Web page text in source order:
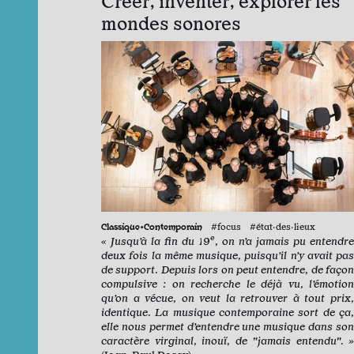
mondes sonores
Classique•Contemporain #focus #état·des·lieux
« Jusqu’à la fin du 19e, on n’a jamais pu entendre
deux fois la même musique, puisqu’il n’y avait pas
de support. Depuis lors on peut entendre, de façon
compulsive : on recherche le déjà vu, l’émotion
qu’on a vécue, on veut la retrouver à tout prix,
identique. La musique contemporaine sort de ça,
elle nous permet d’entendre une musique dans son
caractère virginal, inouï, de "jamais entendu". »